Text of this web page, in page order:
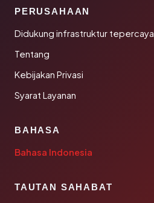
PERUSAHAAN
Didukung infrastruktur tepercaya
Tentang
Kebijakan Privasi
Syarat Layanan
BAHASA
Bahasa Indonesia
TAUTAN SAHABAT